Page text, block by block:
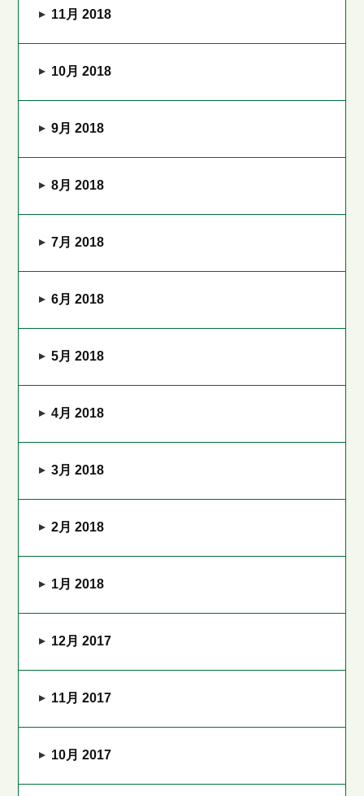
11月 2018
10月 2018
9月 2018
8月 2018
7月 2018
6月 2018
5月 2018
4月 2018
3月 2018
2月 2018
1月 2018
12月 2017
11月 2017
10月 2017